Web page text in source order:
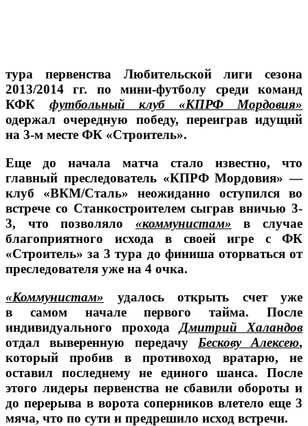
тура первенства Любительской лиги сезона
2013/2014 гг. по мини-футболу среди команд
КФК футбольный клуб «КПРФ Мордовия»
одержал очередную победу, переиграв идущий
на 3-м месте ФК «Строитель».
Еще до начала матча стало известно, что
главный преследователь «КПРФ Мордовия» —
клуб «ВКМ/Сталь» неожиданно оступился во
встрече со Станкостроителем сыграв вничью 3-
3, что позволяло «коммунистам» в случае
благоприятного исхода в своей игре с ФК
«Строитель» за 3 тура до финиша оторваться от
преследователя уже на 4 очка.
«Коммунистам» удалось открыть счет уже
в самом начале первого тайма. После
индивидуального прохода Дмитрий Халандов
отдал выверенную передачу Бескову Алексею,
который пробив в противоход вратарю, не
оставил последнему не единого шанса. После
этого лидеры первенства не сбавили обороты и
до перерыва в ворота соперников влетело еще 3
мяча, что по сути и предрешило исход встречи.